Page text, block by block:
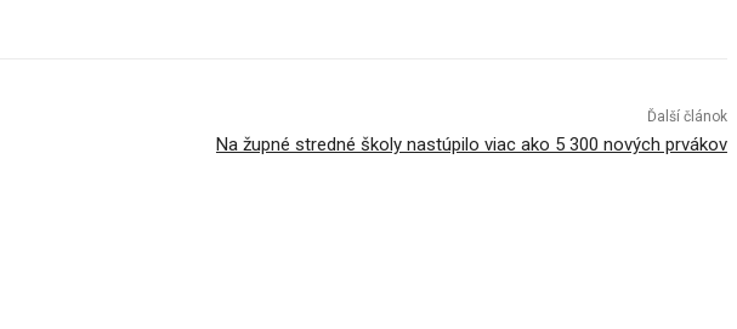
Ďalší článok
Na župné stredné školy nastúpilo viac ako 5 300 nových prvákov